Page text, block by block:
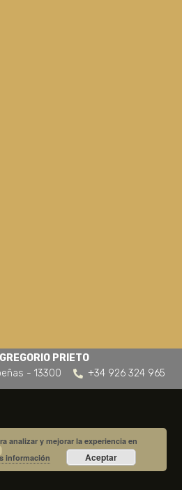
PRIETO
- 13300
+34 926 324 965
analizar y mejorar la experiencia en
información Aceptar